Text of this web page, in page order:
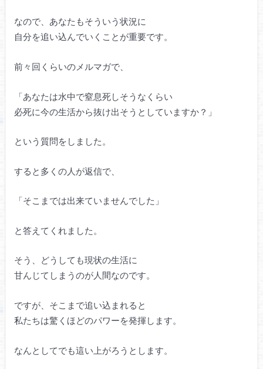
なので、あなたもそういう状況に
自分を追い込んでいくことが重要です。
前々回くらいのメルマガで、
「あなたは水中で窒息死しそうなくらい
必死に今の生活から抜け出そうとしていますか？」
という質問をしました。
すると多くの人が返信で、
「そこまでは出来ていませんでした」
と答えてくれました。
そう、どうしても現状の生活に
甘んじてしまうのが人間なのです。
ですが、そこまで追い込まれると
私たちは驚くほどのパワーを発揮します。
なんとしてでも這い上がろうとします。